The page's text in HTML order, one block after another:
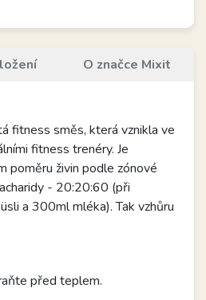
O značce Mixit
fitness směs, která vznikla ve
fitness trenéry. Je
poměru živin podle zónové
- 20:20:60 (při
a 300ml mléka). Tak vzhůru
před teplem.